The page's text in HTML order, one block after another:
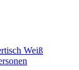
Weiß